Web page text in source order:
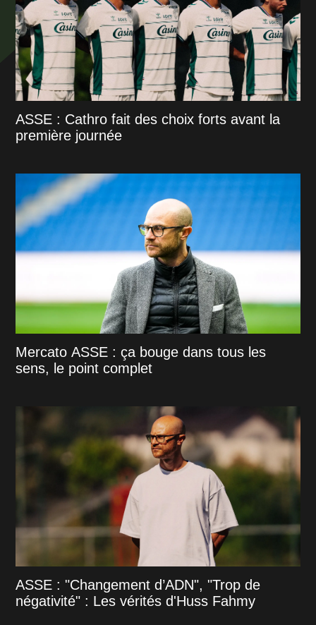
ASSE : Cathro fait des choix forts avant la
première journée
Mercato ASSE : ça bouge dans tous les
sens, le point complet
ASSE : "Changement d’ADN", "Trop de
négativité" : Les vérités d'Huss Fahmy